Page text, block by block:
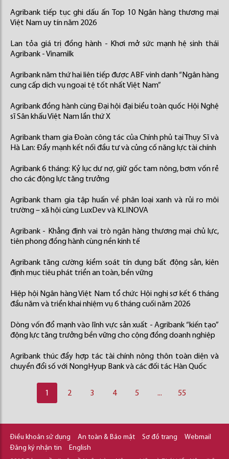
Agribank tiếp tục ghi dấu ấn Top 10 Ngân hàng thương mại
Việt Nam uy tín năm 2026
Lan tỏa giá trị đồng hành - Khơi mở sức mạnh hệ sinh thái
Agribank - Vinamilk
Agribank năm thứ hai liên tiếp được ABF vinh danh “Ngân hàng
cung cấp dịch vụ ngoại tệ tốt nhất Việt Nam”
Agribank đồng hành cùng Đại hội đại biểu toàn quốc Hội Nghệ
sĩ Sân khấu Việt Nam lần thứ X
Agribank tham gia Đoàn công tác của Chính phủ tại Thụy Sĩ và
Hà Lan: Đẩy mạnh kết nối đầu tư và củng cố năng lực tài chính
Agribank 6 tháng: Kỷ lục dư nợ, giữ gốc tam nông, bơm vốn rẻ
cho các động lực tăng trưởng
Agribank tham gia tập huấn về phân loại xanh và rủi ro môi
trường – xã hội cùng LuxDev và KLINOVA
Agribank - Khẳng định vai trò ngân hàng thương mại chủ lực,
tiên phong đồng hành cùng nền kinh tế
Agribank tăng cường kiểm soát tín dụng bất động sản, kiên
định mục tiêu phát triển an toàn, bền vững
Hiệp hội Ngân hàng Việt Nam tổ chức Hội nghị sơ kết 6 tháng
đầu năm và triển khai nhiệm vụ 6 tháng cuối năm 2026
Dòng vốn đổ mạnh vào lĩnh vực sản xuất - Agribank “kiến tạo”
động lực tăng trưởng bền vững cho cộng đồng doanh nghiệp
Agribank thúc đẩy hợp tác tài chính nông thôn toàn diện và
chuyển đổi số với NongHyup Bank và các đối tác Hàn Quốc
1 2 3 4 5 ... 55
Điều khoản sử dụng An toàn & Bảo mật Sơ đồ trang
Webmail
Đăng ký nhận tin
English